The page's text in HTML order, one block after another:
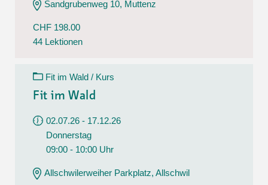
Sandgrubenweg 10, Muttenz
CHF 198.00
44 Lektionen
Fit im Wald / Kurs
Fit im Wald
02.07.26 - 17.12.26
Donnerstag
09:00 - 10:00 Uhr
Allschwilerweiher Parkplatz, Allschwil